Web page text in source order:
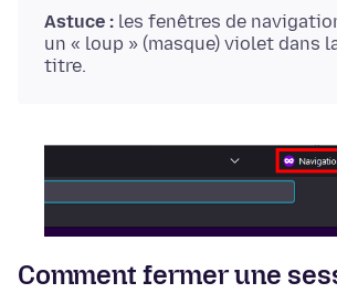
Astuce : les fenêtres de
un « loup » (masque) violet dans
titre.
Comment fermer une